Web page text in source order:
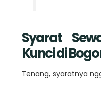
Syarat
Kunci di
Tenang, syaratnya